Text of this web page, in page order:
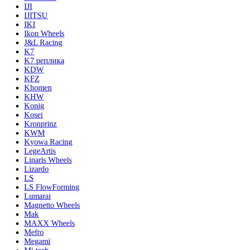
IJI
IJITSU
IKI
Ikon Wheels
J&L Racing
K7
K7 реплика
KDW
KFZ
Khomen
KHW
Konig
Kosei
Kronprinz
KWM
Kyowa Racing
LegeArtis
Linaris Wheels
Lizardo
LS
LS FlowForming
Lumarai
Magnetto Wheels
Mak
MAXX Wheels
Mefro
Megami